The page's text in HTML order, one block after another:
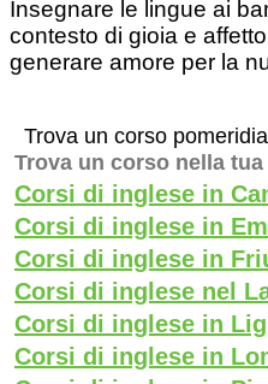
Insegnare le lingue ai
contesto di gioia e
generare amore per la
Trova un corso
Trova un corso nella
Corsi di inglese in
Corsi di inglese in
Corsi di inglese in
Corsi di inglese nel
Corsi di inglese in
Corsi di inglese in